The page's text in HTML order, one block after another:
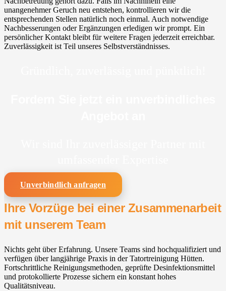
unangenehmer Geruch neu entstehen, kontrollieren wir die
entsprechenden Stellen natürlich noch einmal. Auch notwendige
Nachbesserungen oder Ergänzungen erledigen wir prompt. Ein
persönlicher Kontakt bleibt für weitere Fragen jederzeit erreichbar.
Zuverlässigkeit ist Teil unseres Selbstverständnisses.
Unverbindlich anfragen
Ihre Vorzüge bei einer Zusammenarbeit
mit unserem Team
Nichts geht über Erfahrung. Unsere Teams sind hochqualifiziert und
verfügen über langjährige Praxis in der Tatortreinigung Hütten.
Fortschrittliche Reinigungsmethoden, geprüfte Desinfektionsmittel
und protokollierte Prozesse sichern ein konstant hohes
Qualitätsniveau.